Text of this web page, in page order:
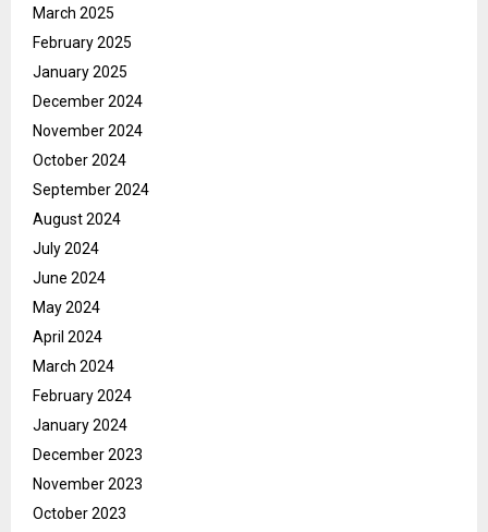
March 2025
February 2025
January 2025
December 2024
November 2024
October 2024
September 2024
August 2024
July 2024
June 2024
May 2024
April 2024
March 2024
February 2024
January 2024
December 2023
November 2023
October 2023